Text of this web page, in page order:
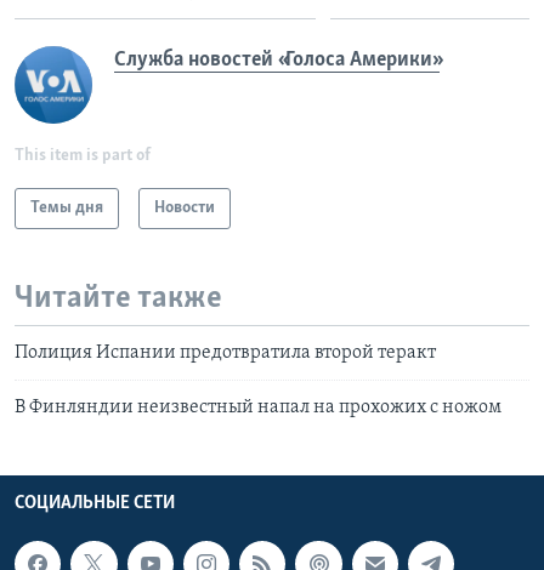
Служба новостей «Голоса Америки»
This item is part of
Темы дня Новости
Читайте также
Полиция Испании предотвратила второй теракт
В Финляндии неизвестный напал на прохожих с ножом
СОЦИАЛЬНЫЕ СЕТИ